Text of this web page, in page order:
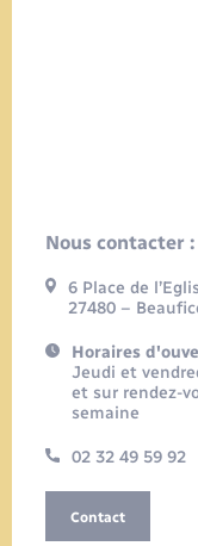
Nous contacter :
6 Place de
27480 –
Horaires
Jeudi et
et sur rendez-
semaine
02 32 49 59 92
Contact